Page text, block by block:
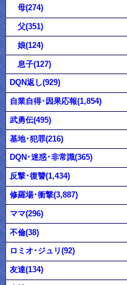
母(274)
父(351)
娘(124)
息子(127)
DQN返し(929)
自業自得･因果応報(1,854)
武勇伝(495)
基地･犯罪(216)
DQN･迷惑･非常識(365)
反撃･復讐(1,434)
修羅場･衝撃(3,887)
ママ(296)
不倫(38)
ロミオ･ジュリ(92)
友達(134)